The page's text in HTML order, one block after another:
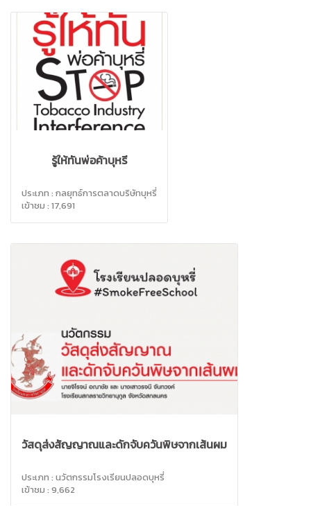
รู้ให้ทันพ่อค้าบุหรี่
ประเภท : กลยุทธ์การตลาดบริษัทบุหรี่
เข้าชม : 17,691
วัสดุส่งสัญญาณและดักจับควันพิษจากเส้นผม
ประเภท : นวัตกรรมโรงเรียนปลอดบุหรี่
เข้าชม : 9,662